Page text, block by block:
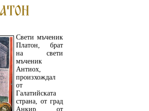
Свети мъченик
Платон, брат
на свети
мъченик
Антиох,
произхождал
от
Галатийската
страна, от град
Анкир, от